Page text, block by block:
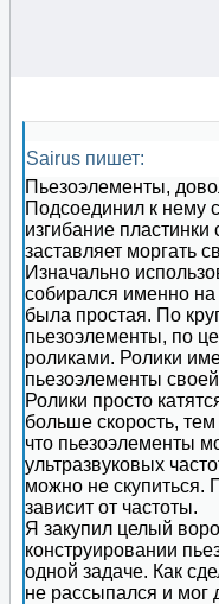
Sairus пишет:
Пьезоэлементы,
Подсоединил к нему
изгибание
заставляет моргать
Изначально
собирался именно на
была простая. По
пьезоэлементы, по
роликами. Ролики
пьезоэлементы
Ролики просто
больше скорость,
что пьезоэлементы
ультразвуковых
можно не скупиться.
зависит от частоты.
Я закупил целый
конструировании
одной задаче. Как
не рассыпался и мог